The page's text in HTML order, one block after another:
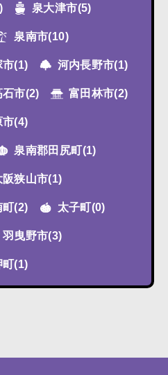
泉大津市(5)
泉南市(10)
市(1) 河内長野市(1)
石市(2) 富田林市(2)
市(4)
泉南郡田尻町(1)
阪狭山市(1)
町(2) 太子町(0)
羽曳野市(3)
町(1)